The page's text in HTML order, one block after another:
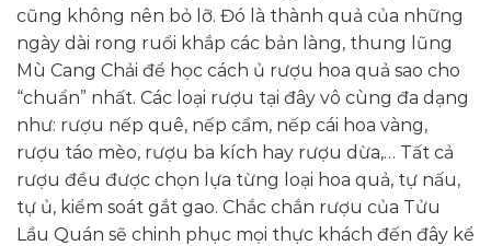
cũng không nên bỏ lỡ. Đó là thành quả của những
ngày dài rong ruổi khắp các bản làng, thung lũng
Mù Cang Chải để học cách ủ rượu hoa quả sao cho
“chuẩn” nhất. Các loại rượu tại đây vô cùng đa dạng
như: rượu nếp quê, nếp cẩm, nếp cái hoa vàng,
rượu táo mèo, rượu ba kích hay rượu dừa,… Tất cả
rượu đều được chọn lựa từng loại hoa quả, tự nấu,
tự ủ, kiểm soát gắt gao. Chắc chắn rượu của Tửu
Lầu Quán sẽ chinh phục mọi thực khách đến đây kể